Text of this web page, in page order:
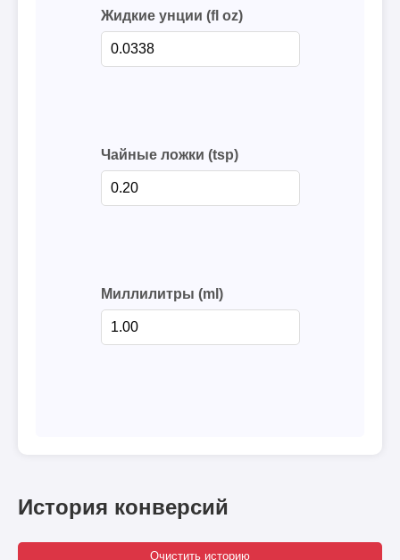
Жидкие унции (fl oz)
Чайные ложки (tsp)
Миллилитры (ml)
История конверсий
Очистить историю